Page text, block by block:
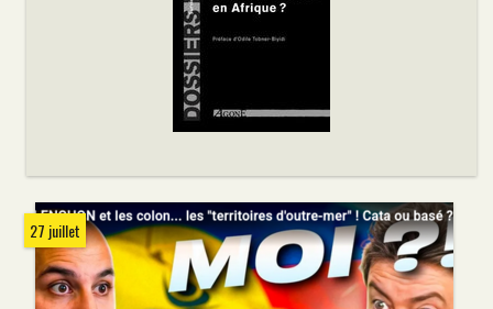
27 juillet